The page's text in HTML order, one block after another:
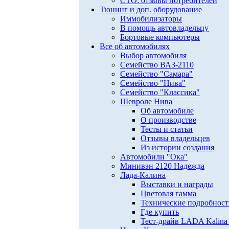
Тюнинг и доп. оборудование
Иммобилизаторы
В помощь автовладельцу
Бортовые компьютеры
Все об автомобилях
Выбор автомобиля
Семейство ВАЗ-2110
Семейство "Самара"
Семейство "Нива"
Семейство "Классика"
Шевроле Нива
Об автомобиле
О производстве
Тесты и статьи
Отзывы владельцев
Из истории создания
Автомобили "Ока"
Минивэн 2120 Надежда
Лада-Калина
Выставки и награды
Цветовая гамма
Технические
Где купить
Тест-драйв LADA Kalina